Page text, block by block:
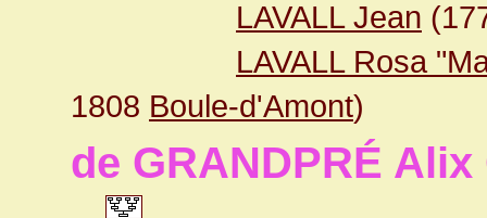
LAVALL Jean
LAVALL Rosa
1808 Boule-d'Amont)
de GRANDPRÉ Alix